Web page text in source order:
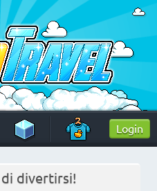
HabboTravelLogin
divertirsi!